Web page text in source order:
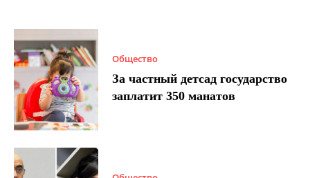
Общество
За частный детсад государство
заплатит 350 манатов